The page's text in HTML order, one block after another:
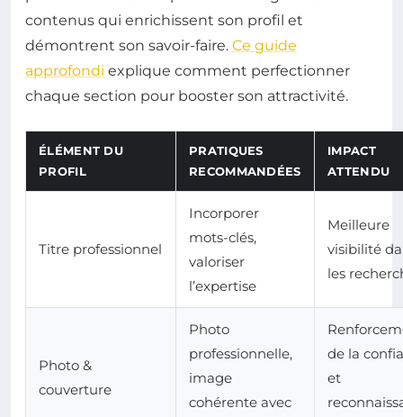
contenus qui enrichissent son profil et
démontrent son savoir-faire. Ce guide
approfondi explique comment perfectionner
chaque section pour booster son attractivité.
ÉLÉMENT DU
PROFIL
PRATIQUES
RECOMMANDÉES
IMPACT
ATTENDU
Titre professionnel
Incorporer
mots-clés,
valoriser
l’expertise
Meilleure
visibilité
les
Photo &
couverture
Photo
professionnelle,
image
cohérente avec
de la
et